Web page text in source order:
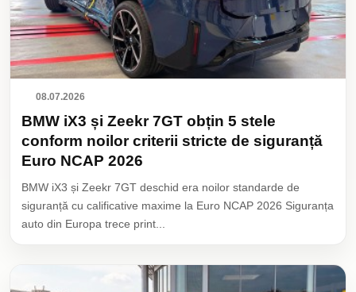
08.07.2026
BMW iX3 și Zeekr 7GT obțin 5 stele
conform noilor criterii stricte de siguranță
Euro NCAP 2026
BMW iX3 și Zeekr 7GT deschid era noilor standarde de
siguranță cu calificative maxime la Euro NCAP 2026 Siguranța
auto din Europa trece print...